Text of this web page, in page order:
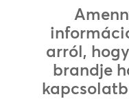
arról,
brandje